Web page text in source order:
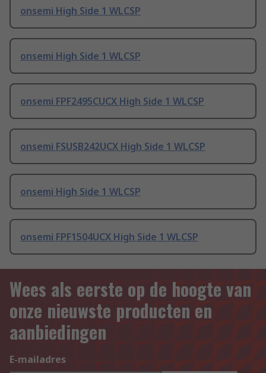
onsemi High Side 1 WLCSP
onsemi High Side 1 WLCSP
onsemi FPF2495CUCX High Side 1 WLCSP
onsemi FSUSB242UCX High Side 1 WLCSP
onsemi High Side 1 WLCSP
onsemi FPF1504UCX High Side 1 WLCSP
Wees als eerste op de hoogte van
onze nieuwste producten en
aanbiedingen
E-mailadres